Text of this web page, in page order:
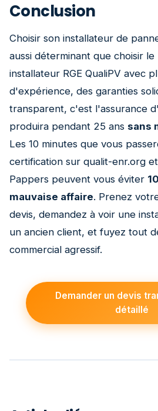
Conclusion
Choisir son installateur de
aussi déterminant que choisir
installateur RGE QualiPV avec
d'expérience, des garanties
transparent, c'est l'assurance
produira pendant 25 ans sans
Les 10 minutes que vous
certification sur qualit-enr.org
Pappers peuvent vous éviter
mauvaise affaire. Prenez
devis, demandez à voir une
un ancien client, et fuyez tout
commercial agressif.
Demander un devis
détaillé